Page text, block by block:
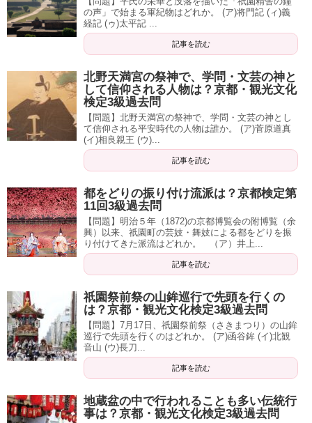
の声」で始まる軍紀物はどれか。 (ア)将門記 (ィ)義
経記 (ゥ)太平記 ...
記事を読む
北野天満宮の祭神で、学問・文芸の神と
して信仰される人物は？京都・観光文化
検定3級過去問
【問題】北野天満宮の祭神で、学問・文芸の神とし
て信仰される平安時代の人物は誰か。 (ア)菅原道真
(イ)相良親王 (ウ)...
記事を読む
都をどりの振り付け流派は？京都検定第
11回3級過去問
【問題】明治５年（1872)の京都博覧会の附博覧（余
興）以来、祇園町の芸妓・舞妓による都をどりを振
り付けてきた派流はどれか。 （ア）井上...
記事を読む
祇園祭前祭の山鉾巡行で先頭を行くの
は？京都・観光文化検定3級過去問
【問題】7月17日、祇園祭前祭（さきまつり）の山鉾
巡行で先頭を行くのはどれか。 (ア)函谷鉾 (イ)北観
音山 (ウ)長刀...
記事を読む
地蔵盆の中で行われることも多い伝統行
事は？京都・観光文化検定3級過去問